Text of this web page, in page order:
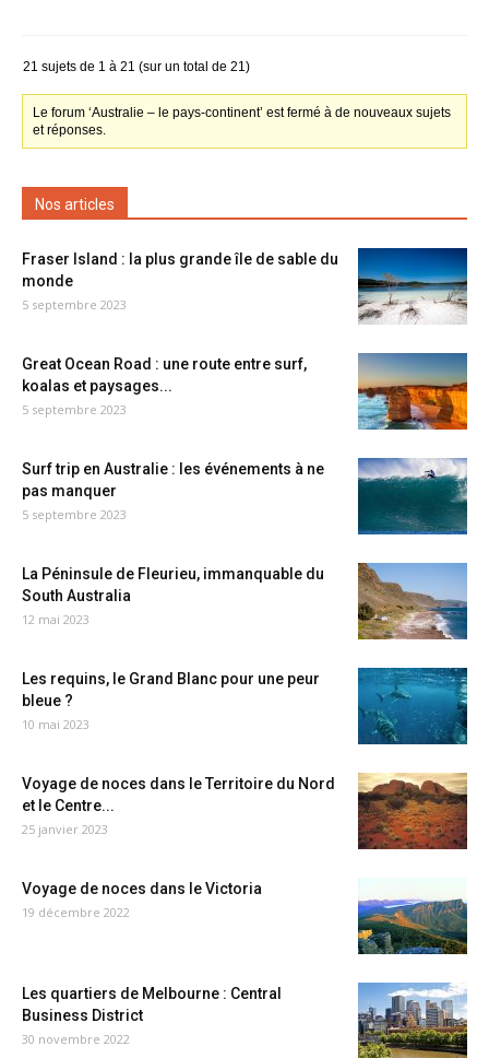
21 sujets de 1 à 21 (sur un total de 21)
Le forum ‘Australie – le pays-continent’ est fermé à de nouveaux sujets
et réponses.
Nos articles
Fraser Island : la plus grande île de sable du
monde
5 septembre 2023
Great Ocean Road : une route entre surf,
koalas et paysages...
5 septembre 2023
Surf trip en Australie : les événements à ne
pas manquer
5 septembre 2023
La Péninsule de Fleurieu, immanquable du
South Australia
12 mai 2023
Les requins, le Grand Blanc pour une peur
bleue ?
10 mai 2023
Voyage de noces dans le Territoire du Nord
et le Centre...
25 janvier 2023
Voyage de noces dans le Victoria
19 décembre 2022
Les quartiers de Melbourne : Central
Business District
30 novembre 2022